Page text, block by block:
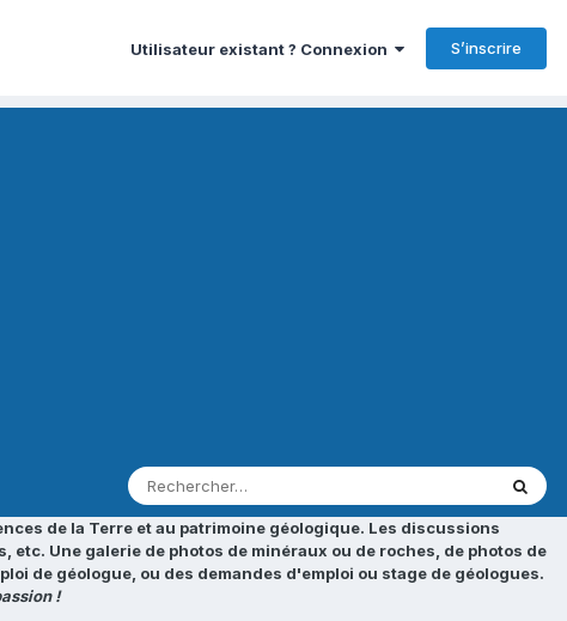
Utilisateur existant ? Connexion S’inscrire
de la Terre et au patrimoine géologique. Les discussions
Une galerie de photos de minéraux ou de roches, de photos de
de géologue, ou des demandes d'emploi ou stage de géologues.
!